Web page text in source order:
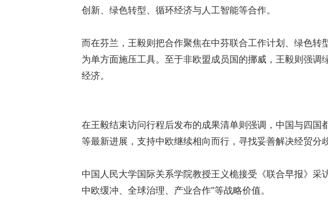
创新、绿色转型、循环经济与人工智能等合作。
而在芬兰，王毅则把合作聚焦在中芬联合工作计划、绿色
为单方面施压工具。至于非欧盟成员国的挪威，王毅则强
经济。
在王毅结束访问行程后发布的成果清单则强调，中国与四
等最新进展，支持中欧继续相向而行，寻找妥善解决经贸分
中国人民大学国际关系学院教授王义桅接受《联合早报》采
中欧缓冲、全球治理、产业合作”等战略价值。